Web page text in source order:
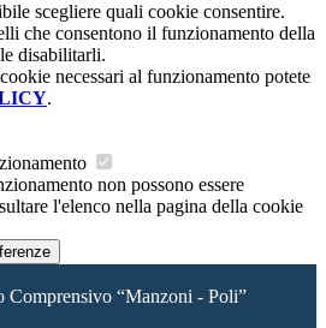
scegliere quali cookie consentire.
che consentono il funzionamento della
disabilitarli.
necessari al funzionamento potete
.
non possono essere
l'elenco nella pagina della cookie
Comprensivo “Manzoni - Poli”